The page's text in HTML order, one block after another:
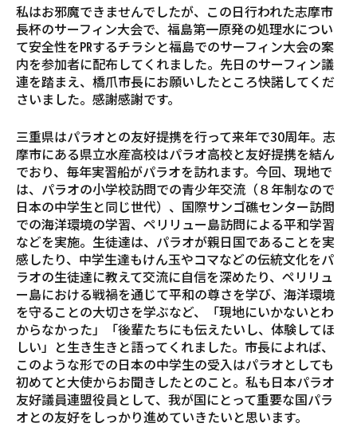
私はお邪魔できませんでしたが、この日行われた志摩市
長杯のサーフィン大会で、福島第一原発の処理水につい
て安全性を㏚するチラシと福島でのサーフィン大会の案
内を参加者に配布してくれました。先日のサーフィン議
連を踏まえ、橋爪市長にお願いしたところ快諾してくだ
さいました。感謝感謝です。
三重県はパラオとの友好提携を行って来年で30周年。志
摩市にある県立水産高校はパラオ高校と友好提携を結ん
でおり、毎年実習船がパラオを訪れます。今回、現地で
は、パラオの小学校訪問での青少年交流（８年制なので
日本の中学生と同じ世代）、国際サンゴ礁センター訪問
での海洋環境の学習、ペリリュー島訪問による平和学習
などを実施。生徒達は、パラオが親日国であることを実
感したり、中学生達もけん玉やコマなどの伝統文化をパ
ラオの生徒達に教えて交流に自信を深めたり、ペリリュ
ー島における戦禍を通じて平和の尊さを学び、海洋環境
を守ることの大切さを学ぶなど、「現地にいかないとわ
からなかった」「後輩たちにも伝えたいし、体験してほ
しい」と生き生きと語ってくれました。市長によれば、
このような形での日本の中学生の受入はパラオとしても
初めてと大使からお聞きしたとのこと。私も日本パラオ
友好議員連盟役員として、我が国にとって重要な国パラ
オとの友好をしっかり進めていきたいと思います。